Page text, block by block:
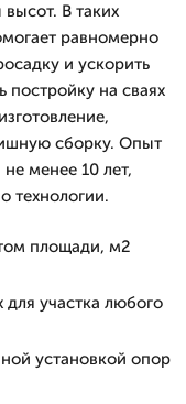
В таких
равномерно
и ускорить
постройку на сваях
сборку. Опыт
менее 10 лет,
технологии.
площади, м2
для участка любого
установкой опор